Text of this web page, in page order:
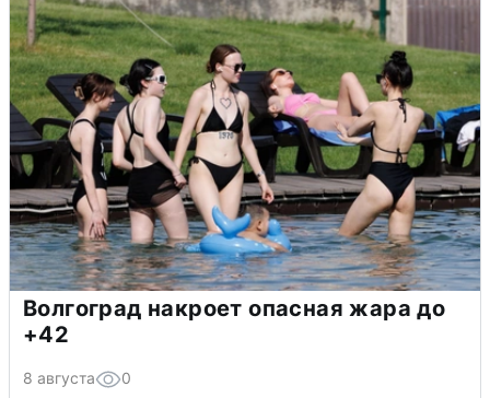
Волгоград накроет опасная жара до
+42
8 августа 0